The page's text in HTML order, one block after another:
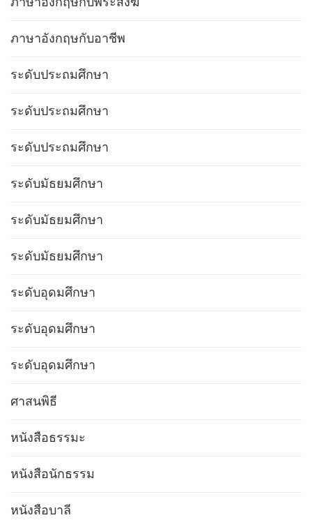
ภาษาอังกฤษกับอาชีพ
ระดับประถมศึกษา
ระดับประถมศึกษา
ระดับประถมศึกษา
ระดับมัธยมศึกษา
ระดับมัธยมศึกษา
ระดับมัธยมศึกษา
ระดับอุดมศึกษา
ระดับอุดมศึกษา
ระดับอุดมศึกษา
ศาสนพิธี
หนังสือธรรมะ
หนังสือนักธรรม
หนังสือบาลี